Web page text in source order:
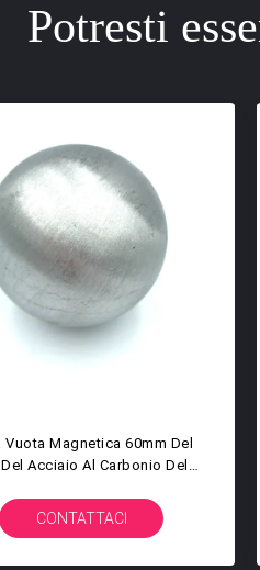
Potresti
Vuota Della Palla Della
Della Scultura
CONTATTACI